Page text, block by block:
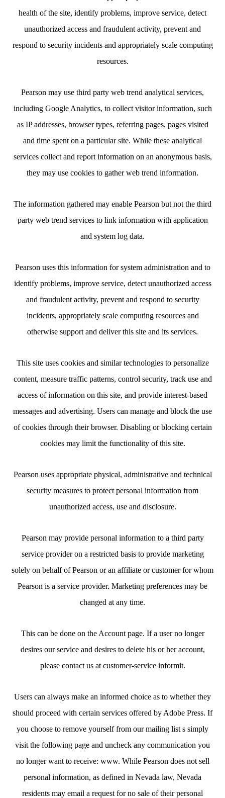
health of the site, identify problems, improve service, detect
unauthorized access and fraudulent activity, prevent and
respond to security incidents and appropriately scale computing
resources.
Pearson may use third party web trend analytical services,
including Google Analytics, to collect visitor information, such
as IP addresses, browser types, referring pages, pages visited
and time spent on a particular site. While these analytical
services collect and report information on an anonymous basis,
they may use cookies to gather web trend information.
The information gathered may enable Pearson but not the third
party web trend services to link information with application
and system log data.
Pearson uses this information for system administration and to
identify problems, improve service, detect unauthorized access
and fraudulent activity, prevent and respond to security
incidents, appropriately scale computing resources and
otherwise support and deliver this site and its services.
This site uses cookies and similar technologies to personalize
content, measure traffic patterns, control security, track use and
access of information on this site, and provide interest-based
messages and advertising. Users can manage and block the use
of cookies through their browser. Disabling or blocking certain
cookies may limit the functionality of this site.
Pearson uses appropriate physical, administrative and technical
security measures to protect personal information from
unauthorized access, use and disclosure.
Pearson may provide personal information to a third party
service provider on a restricted basis to provide marketing
solely on behalf of Pearson or an affiliate or customer for whom
Pearson is a service provider. Marketing preferences may be
changed at any time.
This can be done on the Account page. If a user no longer
desires our service and desires to delete his or her account,
please contact us at customer-service informit.
Users can always make an informed choice as to whether they
should proceed with certain services offered by Adobe Press. If
you choose to remove yourself from our mailing list s simply
visit the following page and uncheck any communication you
no longer want to receive: www. While Pearson does not sell
personal information, as defined in Nevada law, Nevada
residents may email a request for no sale of their personal